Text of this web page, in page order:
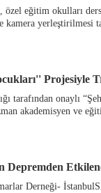
özel eğitim okulları
yerleştirilmesi
Projesiyle
tarafından onaylı
akademisyen ve
Depremden
Derneği-